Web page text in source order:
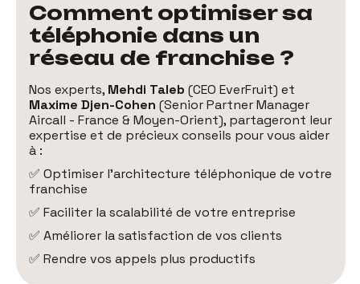
Comment optimiser sa
téléphonie dans un
réseau de franchise ?
Nos experts, Mehdi Taleb (CEO EverFruit) et
Maxime Djen-Cohen (Senior Partner Manager
Aircall - France & Moyen-Orient), partageront leur
expertise et de précieux conseils pour vous aider
à :
✅ Optimiser l'architecture téléphonique de votre
franchise
✅ Faciliter la scalabilité de votre entreprise
✅ Améliorer la satisfaction de vos clients
✅ Rendre vos appels plus productifs